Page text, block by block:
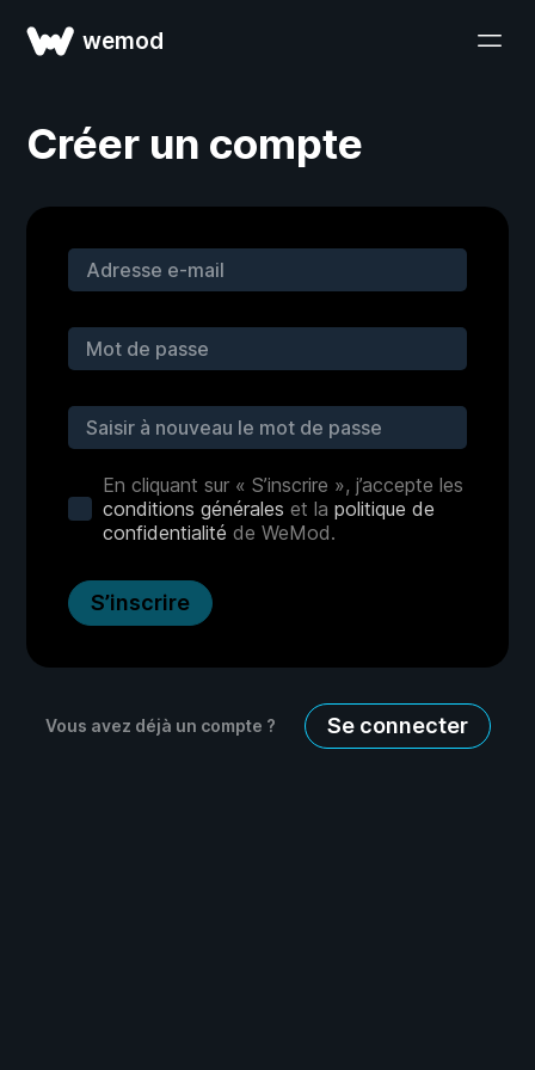
wemod
Créer un compte
S’inscrire
En cliquant sur « S’inscrire », j’accepte les
conditions générales et la politique de
confidentialité de WeMod.
Vous avez déjà un compte ? Se connecter